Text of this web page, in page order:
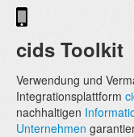
cids Toolkit
Verwendung und
Integrationsplattform
nachhaltigen
Unternehmen